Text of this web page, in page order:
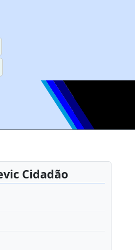
Cidadão